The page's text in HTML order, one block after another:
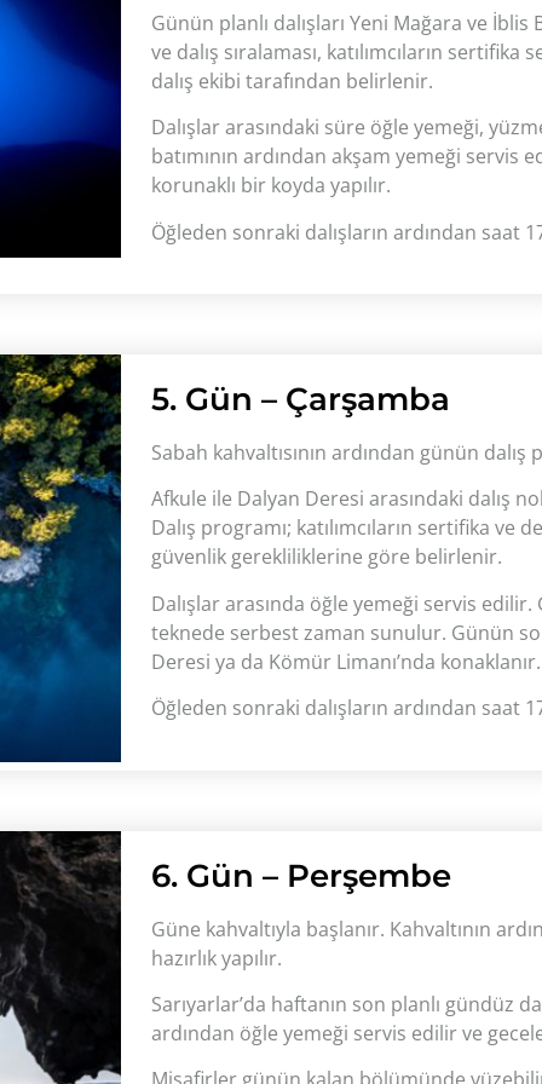
Günün planlı dalışları Yeni Mağara ve
ve dalış sıralaması, katılımcıların
dalış ekibi tarafından belirlenir.
Dalışlar arasındaki süre öğle yemeği,
batımının ardından akşam yemeği servis
korunaklı bir koyda yapılır.
Öğleden sonraki dalışların ardından saat
5. Gün – Çarşamba
Sabah kahvaltısının ardından günün
Afkule ile Dalyan Deresi arasındaki dalış
Dalış programı; katılımcıların sertifika ve
güvenlik gerekliliklerine göre belirlenir.
Dalışlar arasında öğle yemeği servis
teknede serbest zaman sunulur. Günün
Deresi ya da Kömür Limanı’nda konaklanır.
Öğleden sonraki dalışların ardından saat
6. Gün – Perşembe
Güne kahvaltıyla başlanır. Kahvaltının
hazırlık yapılır.
Sarıyarlar’da haftanın son planlı gündüz
ardından öğle yemeği servis edilir ve